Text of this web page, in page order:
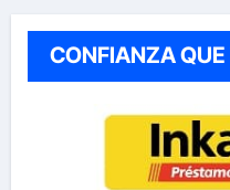
CONFIANZA QUE